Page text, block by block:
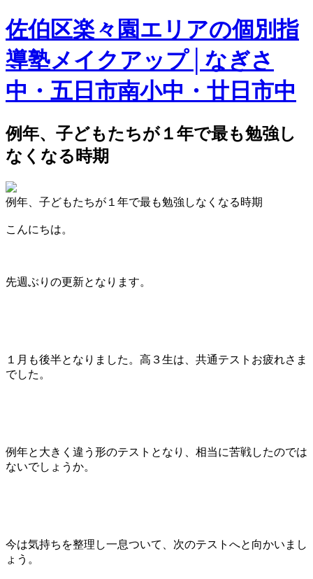
佐伯区楽々園エリアの個別指
導塾メイクアップ│なぎさ
中・五日市南小中・廿日市中
例年、子どもたちが１年で最も勉強し
なくなる時期
例年、子どもたちが１年で最も勉強しなくなる時期
こんにちは。
先週ぶりの更新となります。
１月も後半となりました。高３生は、共通テストお疲れさま
でした。
例年と大きく違う形のテストとなり、相当に苦戦したのでは
ないでしょうか。
今は気持ちを整理し一息ついて、次のテストへと向かいまし
ょう。